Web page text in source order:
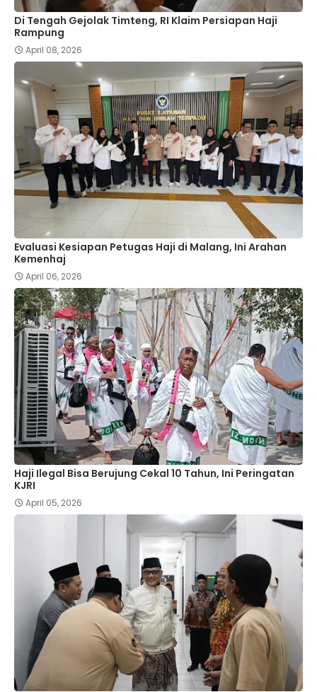
Di Tengah Gejolak Timteng, RI Klaim Persiapan Haji
Rampung
April 08, 2026
Evaluasi Kesiapan Petugas Haji di Malang, Ini Arahan
Kemenhaj
April 06, 2026
Haji Ilegal Bisa Berujung Cekal 10 Tahun, Ini Peringatan
KJRI
April 05, 2026